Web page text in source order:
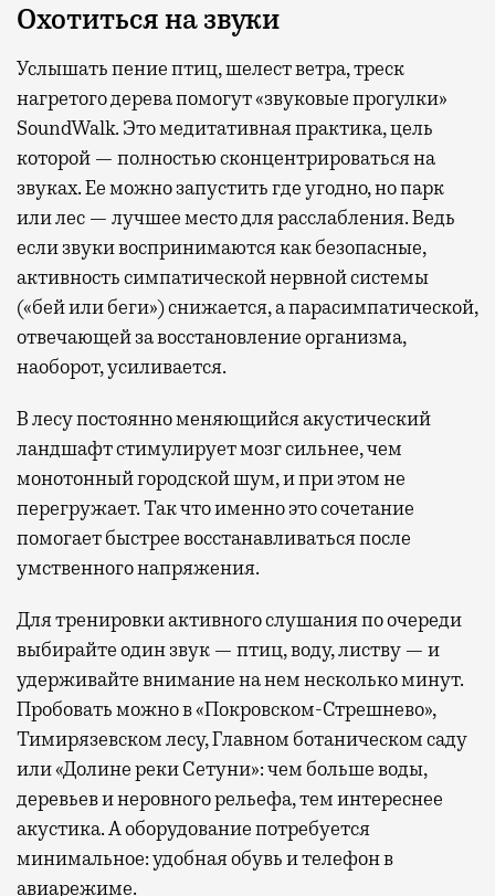
Охотиться на звуки
Услышать пение птиц, шелест ветра, треск
нагретого дерева помогут «звуковые прогулки»
SoundWalk. Это медитативная практика, цель
которой — полностью сконцентрироваться на
звуках. Ее можно запустить где угодно, но парк
или лес — лучшее место для расслабления. Ведь
если звуки воспринимаются как безопасные,
активность симпатической нервной системы
(«бей или беги») снижается, а парасимпатической,
отвечающей за восстановление организма,
наоборот, усиливается.
В лесу постоянно меняющийся акустический
ландшафт стимулирует мозг сильнее, чем
монотонный городской шум, и при этом не
перегружает. Так что именно это сочетание
помогает быстрее восстанавливаться после
умственного напряжения.
Для тренировки активного слушания по очереди
выбирайте один звук — птиц, воду, листву — и
удерживайте внимание на нем несколько минут.
Пробовать можно в «Покровском-Стрешнево»,
Тимирязевском лесу, Главном ботаническом саду
или «Долине реки Сетуни»: чем больше воды,
деревьев и неровного рельефа, тем интереснее
акустика. А оборудование потребуется
минимальное: удобная обувь и телефон в
авиарежиме.